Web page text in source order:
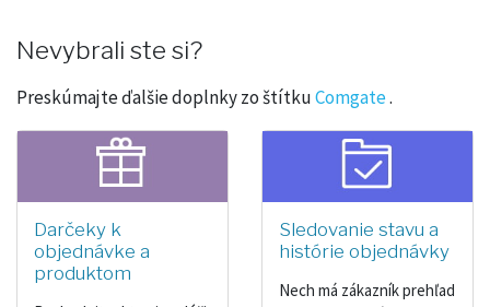
Nevybrali ste si?
Preskúmajte ďalšie doplnky zo štítkuComgate.
Darčeky k
objednávke a
produktom
Sledovanie stavu a
histórie objednávky
Nech má zákazník prehľad